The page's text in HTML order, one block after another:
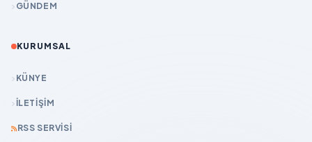
GÜNDEM
KURUMSAL
KÜNYE
İLETIŞIM
RSS SERVISI